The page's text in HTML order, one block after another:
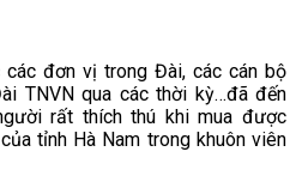
đơn vị trong Đài, các cán bộ
TNVN qua các thời kỳ…đã đến
rất thích thú khi mua được
tỉnh Hà Nam trong khuôn viên